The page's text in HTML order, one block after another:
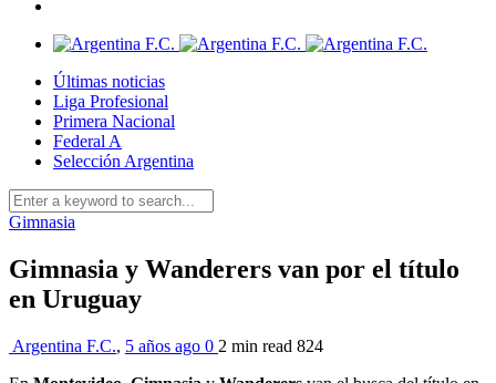
Últimas noticias
Liga Profesional
Primera Nacional
Federal A
Selección Argentina
Gimnasia
Gimnasia y Wanderers van por el título
en Uruguay
Argentina F.C., 5 años ago 0 2 min read 824